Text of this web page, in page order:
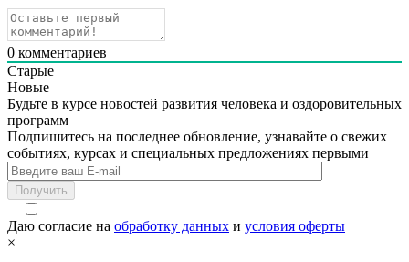
0 комментариев
Старые
Новые
Будьте в курсе новостей развития человека и оздоровительных
программ
Подпишитесь на последнее обновление, узнавайте о свежих
событиях, курсах и специальных предложениях первыми
Получить
Даю согласие на обработку данных и условия оферты
×